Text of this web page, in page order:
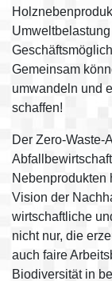
Gemeinsam
umwandeln und
schaffen!
Der Zero-Waste-
Nebenprodukten
Vision der
wirtschaftliche
nicht nur, die
auch faire
Biodiversität in